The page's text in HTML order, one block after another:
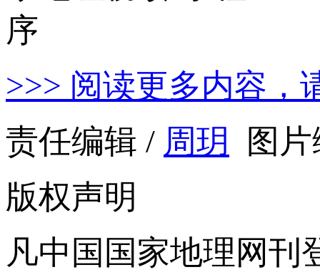
>>> 阅读更多内容，
责任编辑 / 周玥
图
版权声明
凡中国国家地理网刊